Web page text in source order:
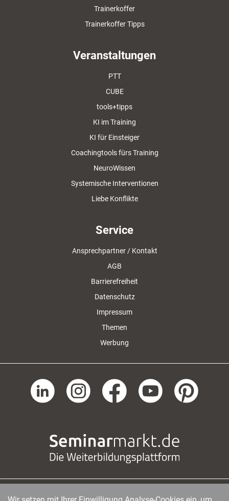
Trainerkoffer
Trainerkoffer Tipps
Veranstaltungen
PTT
CUBE
tools+tipps
KI im Training
KI für Einsteiger
Coachingtools fürs Training
NeuroWissen
Systemische Interventionen
Liebe Konflikte
Service
Ansprechpartner / Kontakt
AGB
Barrierefreiheit
Datenschutz
Impressum
Themen
Werbung